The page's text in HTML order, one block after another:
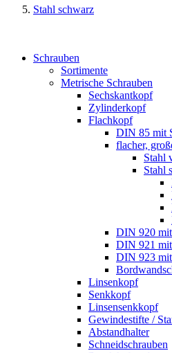
Stahl schwarz
Schrauben
Sortimente
Metrische Schrauben
Sechskantkopf
Zylinderkopf
Flachkopf
DIN 85 mit
flacher,
Stahl
Stahl
DIN 920
DIN 921
DIN 923
Linsenkopf
Senkkopf
Linsensenkkopf
Gewindestifte /
Abstandhalter
Schneidschrauben